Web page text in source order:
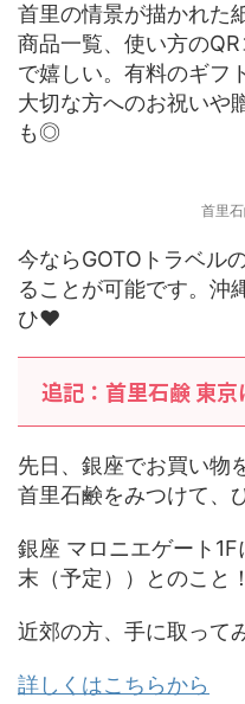
首里の情景が描かれた
商品一覧、使い方の
で嬉しい。有料のギフ
大切な方へのお祝いや
も◎
首里
今ならGOTOトラベル
ることが可能です。沖
ひ♥
追記：首里石鹸 東
先日、銀座でお買い物
首里石鹸をみつけて、
銀座 マロニエゲート
末（予定））とのこと！
近郊の方、手に取って
詳しくはこちらから